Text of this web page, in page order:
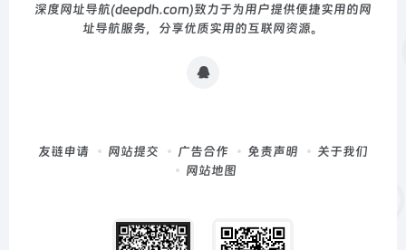
深度网址导航(deepdh.com)致力于为用户提供便捷实用的网
址导航服务，分享优质实用的互联网资源。
友链申请 网站提交 广告合作 免责声明
关于我们
网站地图